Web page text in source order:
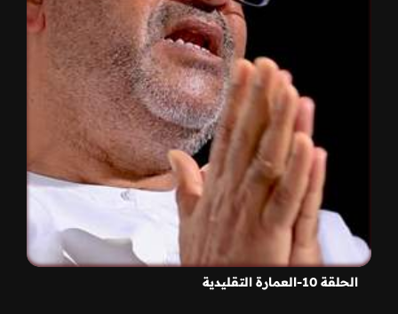
الحلقة 10-العمارة التقليدية